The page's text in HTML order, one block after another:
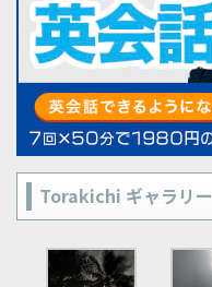
Torakichi ギャラリー